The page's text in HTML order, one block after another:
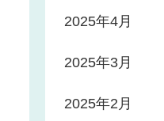
2025年4月
2025年3月
2025年2月